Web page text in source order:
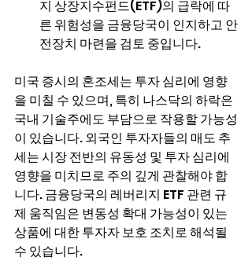
지 상장지수펀드(ETF)의 급락에 따
른 위험성을 금융당국이 인지하고 안
전장치 마련을 검토 중입니다.
미국 증시의 혼조세는 투자 심리에 영향
을 미칠 수 있으며, 특히 나스닥의 하락은
국내 기술주에도 부담으로 작용할 가능성
이 있습니다. 외국인 투자자들의 매도 추
세는 시장 전반의 유동성 및 투자 심리에
영향을 미치므로 주의 깊게 관찰해야 합
니다. 금융당국의 레버리지 ETF 관련 규
제 움직임은 변동성 확대 가능성이 있는
상품에 대한 투자자 보호 조치로 해석될
수 있습니다.